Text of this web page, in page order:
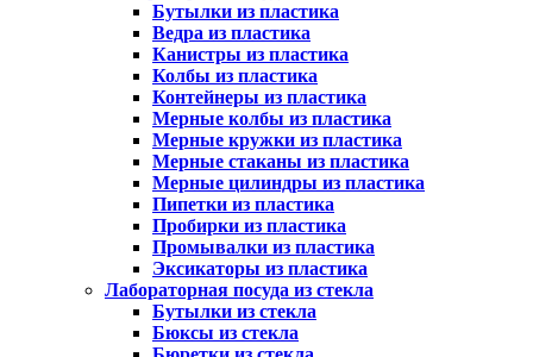
Бутылки из пластика
Ведра из пластика
Канистры из пластика
Колбы из пластика
Контейнеры из пластика
Мерные колбы из пластика
Мерные кружки из пластика
Мерные стаканы из пластика
Мерные цилиндры из пластика
Пипетки из пластика
Пробирки из пластика
Промывалки из пластика
Эксикаторы из пластика
Лабораторная посуда из стекла
Бутылки из стекла
Бюксы из стекла